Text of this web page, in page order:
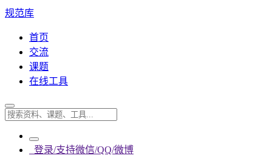
规范库
首页
交流
课题
在线工具
登录/支持微信/QQ/微博